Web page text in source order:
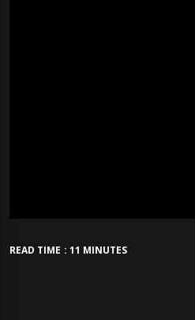
READ TIME : 11 MINUTES